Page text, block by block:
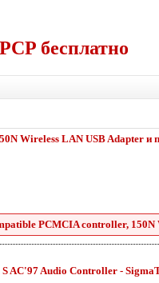
бесплатно
Wireless LAN USB Adapter и
PCMCIA controller, 150N
Audio Controller -